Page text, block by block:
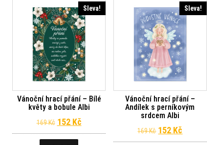
Sleva!
Vánoční hrací přání – Bílé
květy a bobule Albi
169Kč Původní cena byla: 169 Kč.
152 KčAktuální cena je: 152 Kč.
Sleva!
Vánoční hrací přání –
Andílek s perníkovým
srdcem Albi
169Kč Původní cena
152 Kč